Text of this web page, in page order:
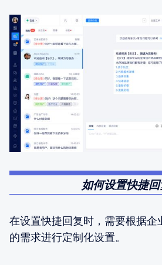
如何设置快捷
在设置快捷回复时，需要根据企
的需求进行定制化设置。